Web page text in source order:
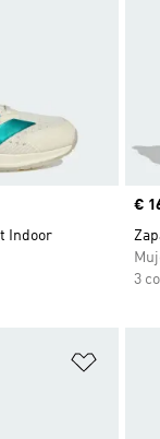
Indoor
€
3